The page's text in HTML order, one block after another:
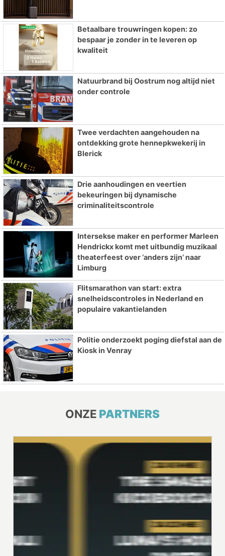
Betaalbare trouwringen kopen: zo
bespaar je zonder in te leveren op
kwaliteit
Natuurbrand bij Oostrum nog altijd niet
onder controle
Twee verdachten aangehouden na
ontdekking grote hennepkwekerij in
Blerick
Drie aanhoudingen en veertien
bekeuringen bij dynamische
criminaliteitscontrole
Intersekse maker en performer Marleen
Hendrickx komt met uitbundig muzikaal
theaterfeest over ‘anders zijn’ naar
Limburg
Flitsmarathon van start: extra
snelheidscontroles in Nederland en
populaire vakantielanden
Politie onderzoekt poging diefstal aan de
Kiosk in Venray
ONZE PARTNERS